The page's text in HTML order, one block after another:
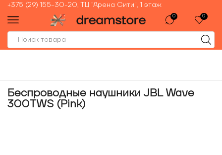
+375 (29) 155-30-20, ТЦ "Арена Сити", 1 этаж
0 0
Беспроводные наушники JBL Wave
300TWS (Pink)